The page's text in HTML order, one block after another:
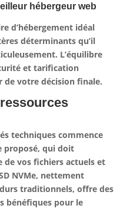
hébergeur web
d’hébergement idéal
déterminants qu’il
L’équilibre
et tarification
de votre décision finale.
techniques commence
proposé, qui doit
de vos fichiers actuels et
NVMe, nettement
traditionnels, offre des
bénéfiques pour le